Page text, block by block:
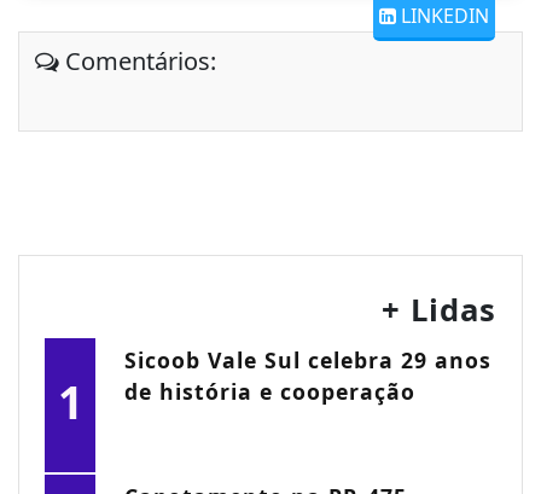
LINKEDIN
Comentários:
+ Lidas
1
Sicoob Vale Sul celebra 29 anos
de história e cooperação